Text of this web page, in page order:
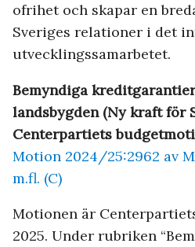
ofrihet och skapar en
Sveriges relationer i det
utvecklingssamarbetet.
Bemyndiga
landsbygden (Ny kraft för
Centerpartiets
Motion 2024/25:2962 av
m.fl. (C)
Motionen är
2025. Under rubriken